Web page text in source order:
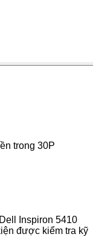
trong 30P
Inspiron 5410
được kiểm tra kỹ